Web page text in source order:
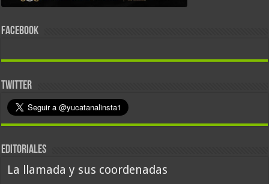
FACEBOOK
TWITTER
EDITORIALES
La llamada y sus coordenadas